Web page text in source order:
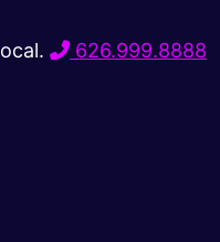
626.999.8888